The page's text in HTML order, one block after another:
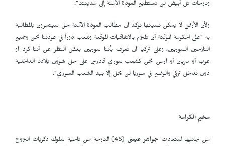
ونازحات تل أبيض لن نستطيع العودة الأمنة إلى مدينتنا".
ولأن الأرض لا يمكن نسيانها تؤكد أن مطالب العودة الآمنة حق سيتمرون بالمطالبة
به "على الحكومة المؤقتة أن تلتزم بالاتفاقيات الموقعة وتلعب دوراً في عودتنا نحن وجميع
النازحين السوريين، وعلى تركيا أن تعرف بأننا سوريين بغض النظر عن أننا كرد أو
عرب أو سريان أو أرمن نحن كشعب سوري قادرين على حل شؤون بلادنا الداخلية
دون تدخل تركي والوضع في سوريا لن يحل إلا بيد الشعب السوري".
مخيم الكرامة
من جانبها استعادت جواهر عيسى
(45) النازحة من ناحية سلوك ذكريات النزوح